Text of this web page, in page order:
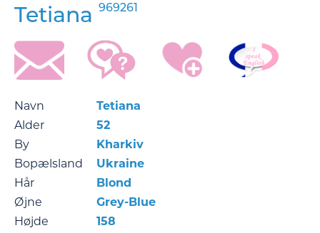
Tetiana 969261
Navn
Tetiana
Alder
52
By
Kharkiv
Bopælsland
Ukraine
Hår
Blond
Øjne
Grey-Blue
Højde
158